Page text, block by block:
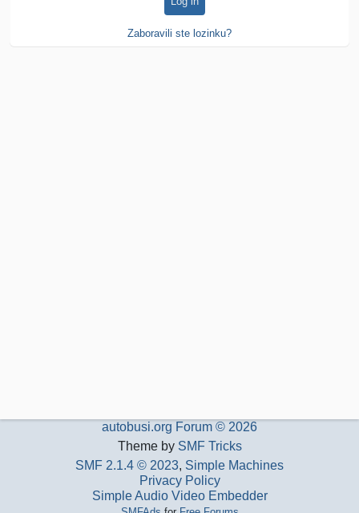
Zaboravili ste lozinku?
autobusi.org Forum © 2026
Theme by SMF Tricks
SMF 2.1.4 © 2023, Simple Machines
Privacy Policy
Simple Audio Video Embedder